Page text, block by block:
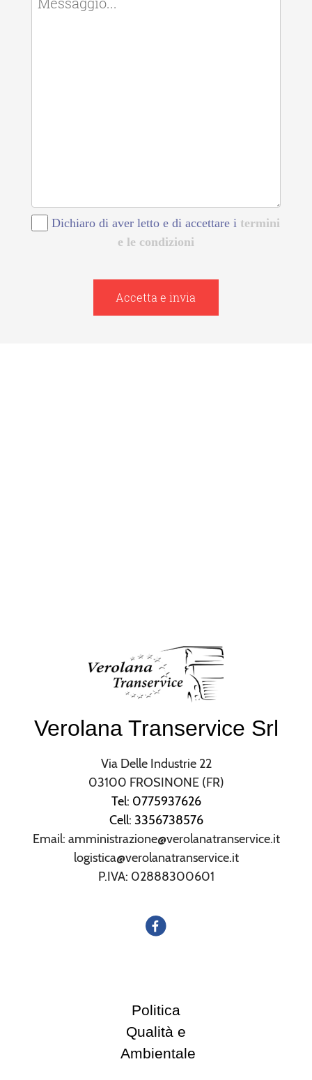
Dichiaro di aver letto e di accettare i termini
e le condizioni
Accetta e invia
Verolana Transervice Srl
Via Delle Industrie 22
03100 FROSINONE (FR)
Tel: 0775937626
Cell: 3356738576
Email: amministrazione@verolanatranservice.it
logistica@verolanatranservice.it
P.IVA: 02888300601
Politica
Qualità e
Ambientale